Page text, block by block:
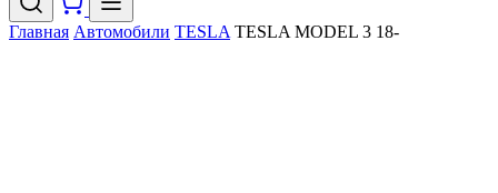
Главная Автомобили TESLA TESLA MODEL 3 18-